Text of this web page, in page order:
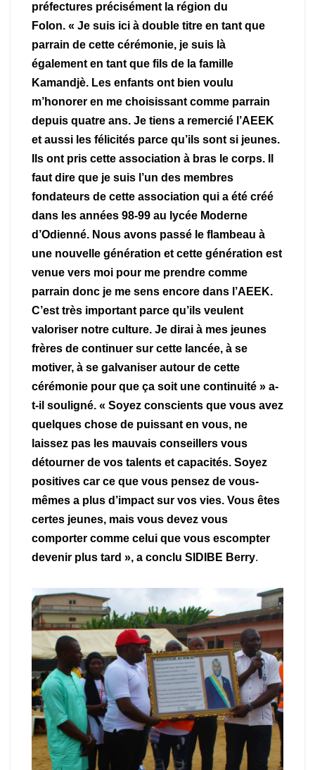
préfectures précisément la région du
Folon. « Je suis ici à double titre en tant que
parrain de cette cérémonie, je suis là
également en tant que fils de la famille
Kamandjè. Les enfants ont bien voulu
m’honorer en me choisissant comme parrain
depuis quatre ans. Je tiens a remercié l’AEEK
et aussi les félicités parce qu’ils sont si jeunes.
Ils ont pris cette association à bras le corps. Il
faut dire que je suis l’un des membres
fondateurs de cette association qui a été créé
dans les années 98-99 au lycée Moderne
d’Odienné. Nous avons passé le flambeau à
une nouvelle génération et cette génération est
venue vers moi pour me prendre comme
parrain donc je me sens encore dans l’AEEK.
C’est très important parce qu’ils veulent
valoriser notre culture. Je dirai à mes jeunes
frères de continuer sur cette lancée, à se
motiver, à se galvaniser autour de cette
cérémonie pour que ça soit une continuité » a-
t-il souligné. « Soyez conscients que vous avez
quelques chose de puissant en vous, ne
laissez pas les mauvais conseillers vous
détourner de vos talents et capacités. Soyez
positives car ce que vous pensez de vous-
mêmes a plus d’impact sur vos vies. Vous êtes
certes jeunes, mais vous devez vous
comporter comme celui que vous escompter
devenir plus tard », a conclu SIDIBE Berry.